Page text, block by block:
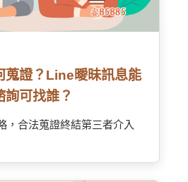
蒐證？Line曖昧訊息能
詢可找誰？
，合法蒐證終結第三者介入